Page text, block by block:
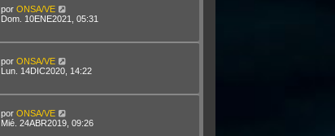
por ONSA/VE
Dom. 10ENE2021, 05:31
por ONSA/VE
Lun. 14DIC2020, 14:22
por ONSA/VE
Mié. 24ABR2019, 09:26